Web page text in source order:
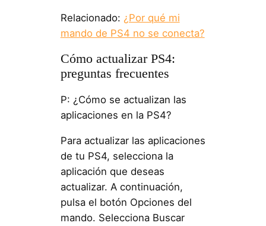
Relacionado: ¿Por qué mi
mando de PS4 no se conecta?
Cómo actualizar PS4:
preguntas frecuentes
P: ¿Cómo se actualizan las
aplicaciones en la PS4?
Para actualizar las aplicaciones
de tu PS4, selecciona la
aplicación que deseas
actualizar. A continuación,
pulsa el botón Opciones del
mando. Selecciona Buscar